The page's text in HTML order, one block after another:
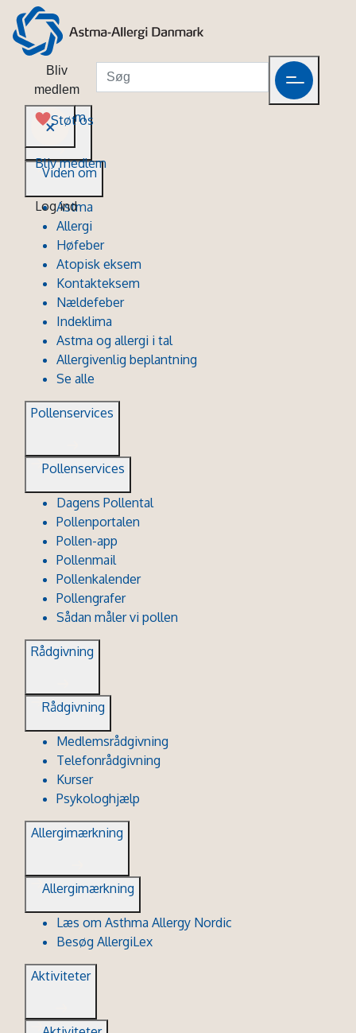
Bliv
medlem
Støt os
Bliv medlem
Log ind
Viden om
Viden om
Astma
Allergi
Høfeber
Atopisk eksem
Kontakteksem
Nældefeber
Indeklima
Astma og allergi i tal
Allergivenlig beplantning
Se alle
Pollenservices
Pollenservices
Dagens Pollental
Pollenportalen
Pollen-app
Pollenmail
Pollenkalender
Pollengrafer
Sådan måler vi pollen
Rådgivning
Rådgivning
Medlemsrådgivning
Telefonrådgivning
Kurser
Psykologhjælp
Allergimærkning
Allergimærkning
Læs om Asthma Allergy Nordic
Besøg AllergiLex
Aktiviteter